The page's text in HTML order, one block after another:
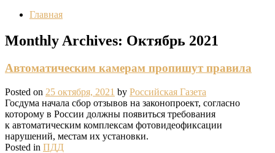
Главная
Monthly Archives: Октябрь 2021
Автоматическим камерам пропишут правила
Posted on 25 октября, 2021 by Российская Газета
Госдума начала сбор отзывов на законопроект, согласно
которому в России должны появиться требования
к автоматическим комплексам фотовидеофиксации
нарушений, местам их установки.
Posted in ПДД